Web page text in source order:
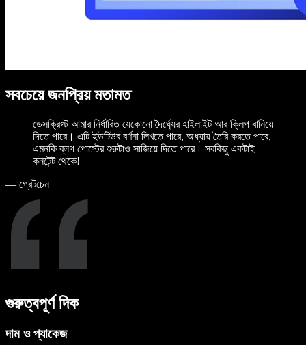
সবচেয়ে জনপ্রিয় মতামত
ডেসক্রিপ্ট আমার নির্ধারিত যেকোনো দৈর্ঘ্যের হাইলাইট আর ক্লিপ বানিয়ে
দিতে পারে। এটি ইউটিউব বর্ণনা লিখতে পারে, অধ্যায় তৈরি করতে পারে,
এমনকি ব্লগ পোস্টের শুরুটাও সাজিয়ে দিতে পারে। সবকিছু একটাই
কনটেন্ট থেকে!
— গ্রেটচেন
গুরুত্বপূর্ণ দিক
দাম ও প্যাকেজ